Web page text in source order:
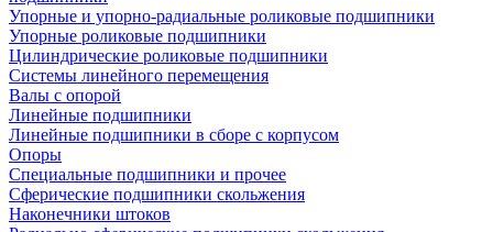
Упорные и упорно-радиальные роликовые подшипники
Упорные роликовые подшипники
Цилиндрические роликовые подшипники
Системы линейного перемещения
Валы с опорой
Линейные подшипники
Линейные подшипники в сборе с корпусом
Опоры
Специальные подшипники и прочее
Сферические подшипники скольжения
Наконечники штоков